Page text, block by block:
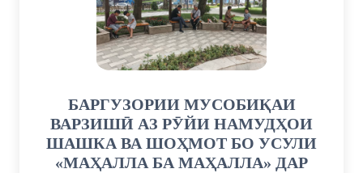
БАРГУЗОРИИ МУСОБИҚАИ
ВАРЗИШӢ АЗ РӮЙИ НАМУДҲОИ
ШАШКА ВА ШОҲМОТ БО УСУЛИ
«МАҲАЛЛА БА МАҲАЛЛА» ДАР